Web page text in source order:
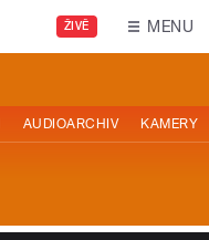
ŽIVĚ MENU
AUDIOARCHIV KAMERY